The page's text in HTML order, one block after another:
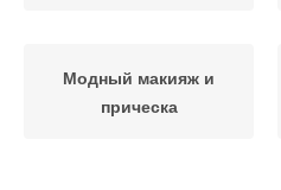
Модный макияж и
прическа